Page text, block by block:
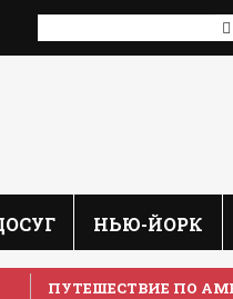
НЬЮ-ЙОРК
ПУТЕШЕСТВИЕ ПО